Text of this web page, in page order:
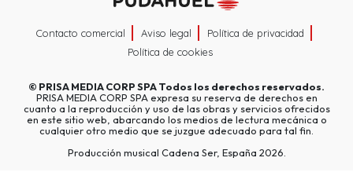
Contacto comercial Aviso legal
Política de privacidad
Política de cookies
© PRISA MEDIA CORP SPATodos los derechos reservados.
PRISA MEDIA CORP SPA expresa su reserva de derechos en
cuanto a la reproducción y uso de las obras y servicios ofrecidos
en este sitio web, abarcando los medios de lectura mecánica o
cualquier otro medio que se juzgue adecuado para tal fin.
Producción musical Cadena Ser, España 2026.